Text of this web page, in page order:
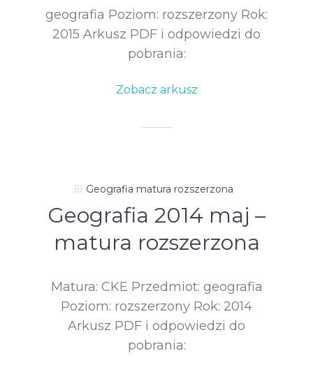
geografia Poziom: rozszerzony Rok:
2015 Arkusz PDF i odpowiedzi do
pobrania:
Zobacz arkusz
Geografia matura rozszerzona
Geografia 2014 maj –
matura rozszerzona
Matura: CKE Przedmiot: geografia
Poziom: rozszerzony Rok: 2014
Arkusz PDF i odpowiedzi do
pobrania: